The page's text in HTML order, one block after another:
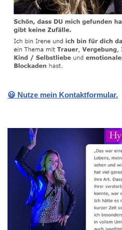
😃 Nutze mein Kontaktformular.